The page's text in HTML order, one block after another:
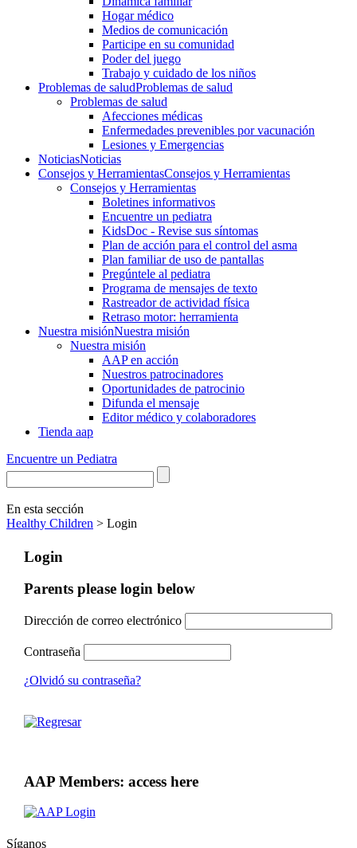
Hogar médico
Medios de comunicación
Participe en su comunidad
Poder del juego
Trabajo y cuidado de los niños
Problemas de saludProblemas de salud
Problemas de salud
Afecciones médicas
Enfermedades prevenibles por vacunación
Lesiones y Emergencias
NoticiasNoticias
Consejos y HerramientasConsejos y Herramientas
Consejos y Herramientas
Boletines informativos
Encuentre un pediatra
KidsDoc - Revise sus síntomas
Plan de acción para el control del asma
Plan familiar de uso de pantallas
Pregúntele al pediatra
Programa de mensajes de texto
Rastre​​ador de activida​d física
Retraso motor: herramienta
Nuestra misiónNuestra misión
Nuestra misión
AAP en acción
Nuestros patrocinadores
Oportunidades de patrocinio
Difunda el mensaje
Editor médico y colaboradores
Tienda aap
Encuentre un Pediatra
En esta sección
Healthy Children > Login
Login
Parents please login below
Dirección de correo electrónico
Contraseña
¿Olvidó su contraseña?
AAP Members: access here
Síganos